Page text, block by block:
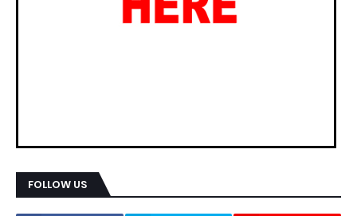
FOLLOW US